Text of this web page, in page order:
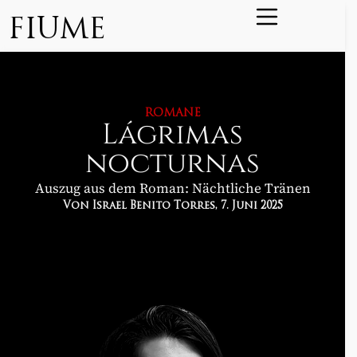
FIUME
ROMANE
Lágrimas
nocturnas
Auszug aus dem Roman: Nächtliche Tränen
Von Israel Benito Torres, 7. Juni 2025